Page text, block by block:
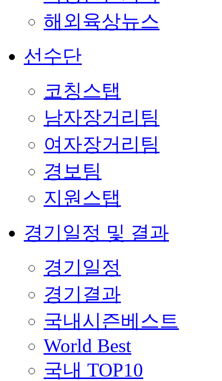
해외육상뉴스
선수단
코칭스탭
남자장거리팀
여자장거리팀
경보팀
지원스탭
경기일정 및 결과
경기일정
경기결과
국내시즌베스트
World Best
국내 TOP10